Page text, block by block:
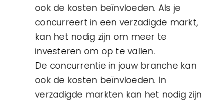
ook de kosten beïnvloeden. Als je
concurreert in een verzadigde markt,
kan het nodig zijn om meer te
investeren om op te vallen.
De concurrentie in jouw branche kan
ook de kosten beïnvloeden. In
verzadigde markten kan het nodig zijn